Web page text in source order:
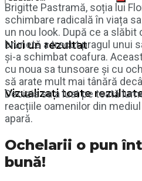
Nici un rezultat
Vizualizați toate
Brigitte Pastramă, soția lui
schimbare radicală în viața
un nou look. După ce a
brunetă a trecut pragul unui
și-a schimbat coafura.
cu noua sa tunsoare și cu
să arate mult mai tânără
Decizia sa a luat pe toată
reacțiile oamenilor din
apară.
Ochelarii o pun
bună!